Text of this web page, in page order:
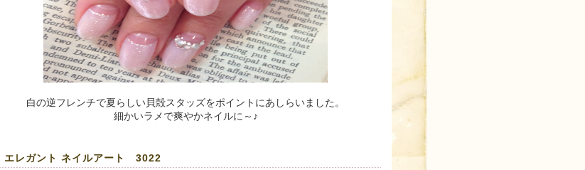
白の逆フレンチで夏らしい貝殻スタッズをポイントにあしらいました。
細かいラメで爽やかネイルに～♪
エレガント ネイルアート 3022